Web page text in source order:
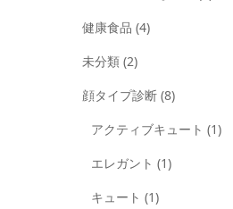
健康食品 (4)
未分類 (2)
顔タイプ診断 (8)
アクティブキュート (1)
エレガント (1)
キュート (1)